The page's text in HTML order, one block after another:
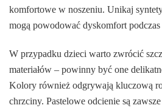
komfortowe w noszeniu. Unikaj
mogą powodować dyskomfort podczas
W przypadku dzieci warto zwrócić
materiałów – powinny być one
Kolory również odgrywają kluczową
chrzciny. Pastelowe odcienie są